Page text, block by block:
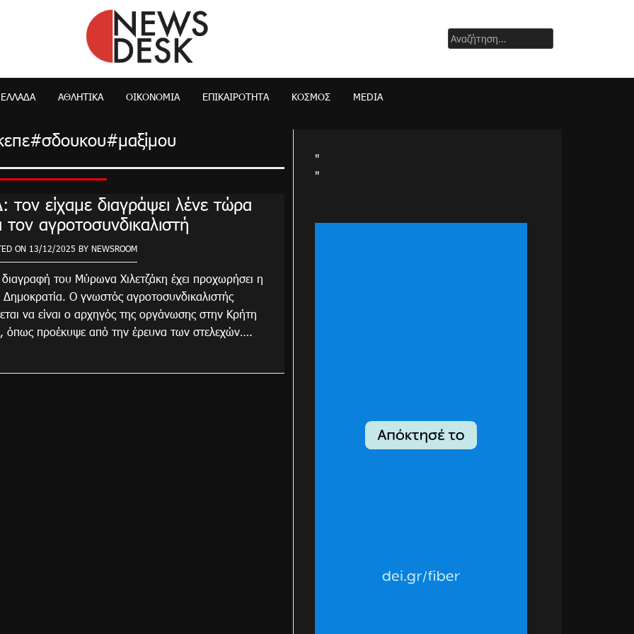
NewsDesk
Αναζήτηση
για:
ΕΛΛΆΔΑ ΑΘΛΗΤΙΚΑ ΟΙΚΟΝΟΜΊΑ ΕΠΙΚΑΙΡΌΤΗΤΑ ΚΌΣΜΟΣ MEDIA
τον είχαμε διαγράψει λένε τώρα
τον αγροτοσυνδικαλιστή
ON 13/12/2025 BY NEWSROOM
του Μύρωνα Χιλετζάκη έχει προχωρήσει η
Ο γνωστός αγροτοσυνδικαλιστής
να είναι ο αρχηγός της οργάνωσης στην Κρήτη
όπως προέκυψε από την έρευνα των στελεχών….
"
"